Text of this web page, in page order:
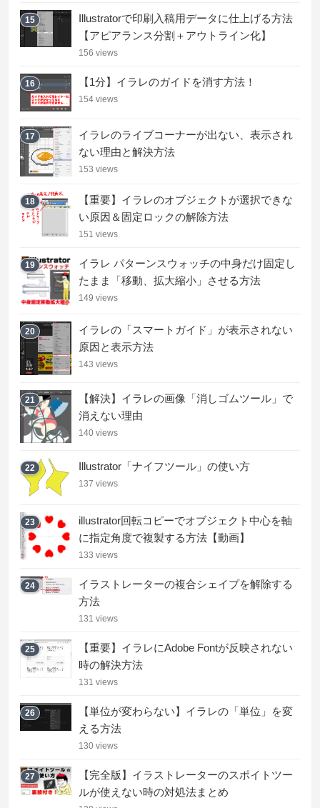
15
Illustratorで印刷入稿用データに仕上げる方法
【アピアランス分割＋アウトライン化】
156 views
16 【1分】イラレのガイドを消す方法！
154 views
17
イラレのライブコーナーが出ない、表示され
ない理由と解決方法
153 views
18
【重要】イラレのオブジェクトが選択できな
い原因＆固定ロックの解除方法
151 views
19
イラレ パターンスウォッチの中身だけ固定し
たまま「移動、拡大縮小」させる方法
149 views
20
イラレの「スマートガイド」が表示されない
原因と表示方法
143 views
21
【解決】イラレの画像「消しゴムツール」で
消えない理由
140 views
22 Illustrator「ナイフツール」の使い方
137 views
23
illustrator回転コピーでオブジェクト中心を軸
に指定角度で複製する方法【動画】
133 views
24
イラストレーターの複合シェイプを解除する
方法
131 views
25
【重要】イラレにAdobe Fontが反映されない
時の解決方法
131 views
26
【単位が変わらない】イラレの「単位」を変
える方法
130 views
27
【完全版】イラストレーターのスポイトツー
ルが使えない時の対処法まとめ